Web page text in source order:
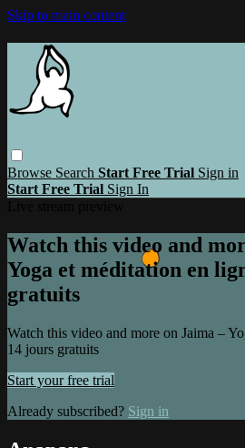
Skip to main content
Browse Search Start Free Trial Sign in
Start Free Trial Sign In
Watch this video and
Yoga et méditation en
gratuits
Watch this video and more on Jaima –
14 jours gratuits
Start your free trial
Already subscribed? Sign in